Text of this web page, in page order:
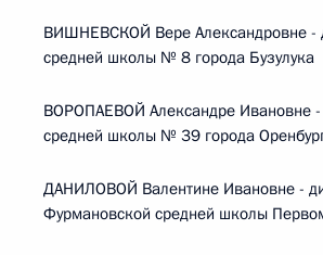
ВИШНЕВСКОЙ Вере Александровне -
средней школы № 8 города Бузулука
ВОРОПАЕВОЙ Александре Ивановне -
средней школы № 39 города
ДАНИЛОВОЙ Валентине Ивановне -
Фурмановской средней школы